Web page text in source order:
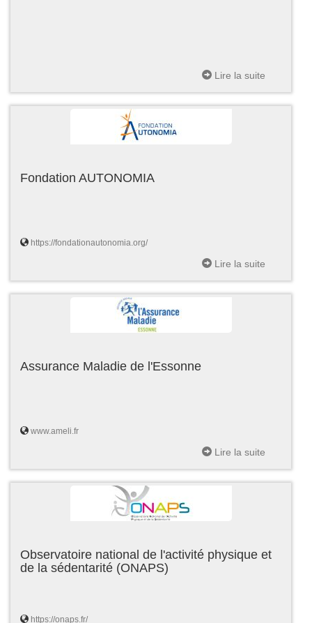
Lire la suite
Fondation AUTONOMIA
https://fondationautonomia.org/
Lire la suite
Assurance Maladie de l'Essonne
www.ameli.fr
Lire la suite
Observatoire national de l'activité physique et
de la sédentarité (ONAPS)
https://onaps.fr/